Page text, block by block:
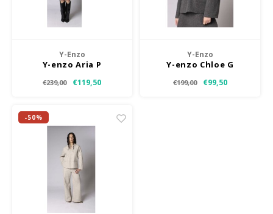
Jassen & Mantels
Jumpsuit
Y-Enzo
Y-enzo Aria P
€239,00 €119,50
Y-Enzo
Y-enzo Chloe G
€199,00 €99,50
-50%